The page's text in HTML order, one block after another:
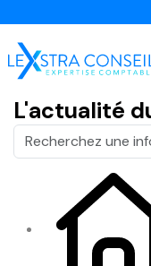
L'actualité